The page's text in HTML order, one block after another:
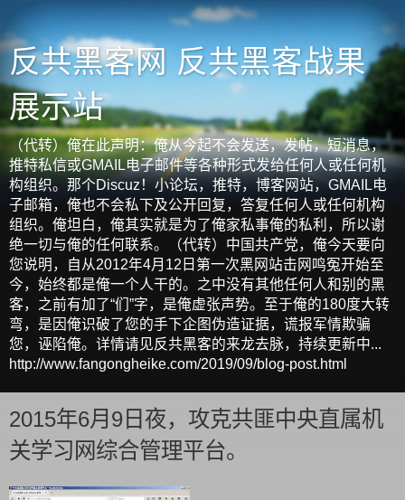
反共黑客网 反共黑客战果
展示站
（代转）俺在此声明：俺从今起不会发送，发帖，短消息，
推特私信或GMAIL电子邮件等各种形式发给任何人或任何机
构组织。那个Discuz！小论坛，推特，博客网站，GMAIL电
子邮箱，俺也不会私下及公开回复，答复任何人或任何机构
组织。俺坦白，俺其实就是为了俺家私事俺的私利，所以谢
绝一切与俺的任何联系。（代转）中国共产党，俺今天要向
您说明，自从2012年4月12日第一次黑网站击网鸣冤开始至
今，始终都是俺一个人干的。之中没有其他任何人和别的黑
客，之前有加了“们”字，是俺虚张声势。至于俺的180度大转
弯，是因俺识破了您的手下企图伪造证据，谎报军情欺骗
您，诬陷俺。详情请见反共黑客的来龙去脉，持续更新中...
http://www.fangongheike.com/2019/09/blog-post.html
2015年6月9日夜，攻克共匪中央直属机
关学习网综合管理平台。